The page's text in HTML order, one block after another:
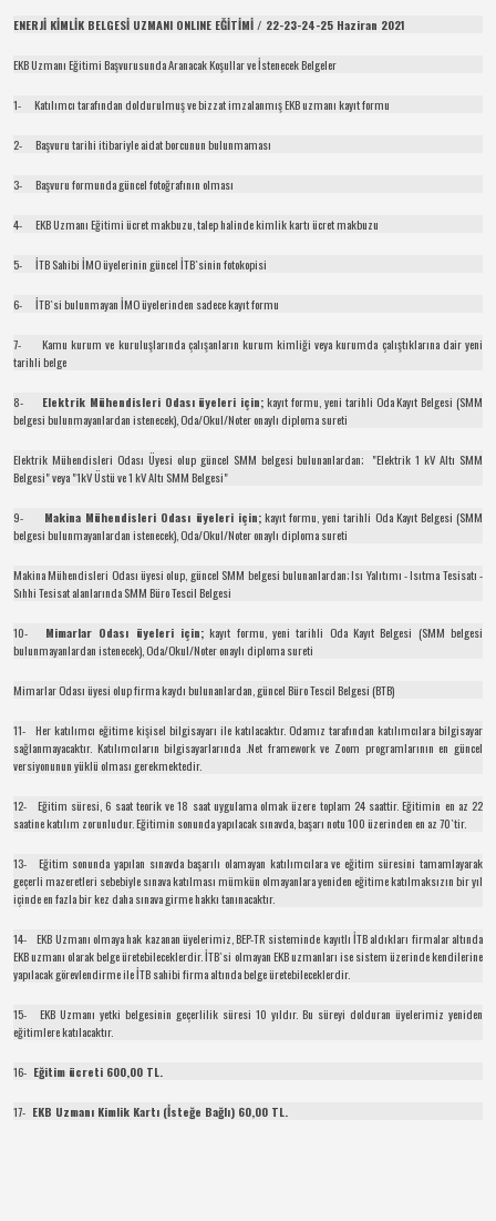
ENERJİ KİMLİK BELGESİ UZMANI ONLINE EĞİTİMİ / 22-23-24-25 Haziran 2021
EKB Uzmanı Eğitimi Başvurusunda Aranacak Koşullar ve İstenecek Belgeler
1- Katılımcı tarafından doldurulmuş ve bizzat imzalanmış EKB uzmanı kayıt formu
2- Başvuru tarihi itibariyle aidat borcunun bulunmaması
3- Başvuru formunda güncel fotoğrafının olması
4- EKB Uzmanı Eğitimi ücret makbuzu, talep halinde kimlik kartı ücret makbuzu
5- İTB Sahibi İMO üyelerinin güncel İTB`sinin fotokopisi
6- İTB`si bulunmayan İMO üyelerinden sadece kayıt formu
7- Kamu kurum ve kuruluşlarında çalışanların kurum kimliği veya kurumda çalıştıklarına dair yeni
tarihli belge
8- Elektrik Mühendisleri Odası üyeleri için;kayıt formu, yeni tarihli Oda Kayıt Belgesi (SMM
belgesi bulunmayanlardan istenecek), Oda/Okul/Noter onaylı diploma sureti
Elektrik Mühendisleri Odası Üyesi olup güncel SMM belgesi bulunanlardan; "Elektrik 1 kV Altı SMM
Belgesi" veya "1kV Üstü ve 1 kV Altı SMM Belgesi"
9- Makina Mühendisleri Odası üyeleri için;kayıt formu, yeni tarihli Oda Kayıt Belgesi (SMM
belgesi bulunmayanlardan istenecek), Oda/Okul/Noter onaylı diploma sureti
Makina Mühendisleri Odası üyesi olup, güncel SMM belgesi bulunanlardan; Isı Yalıtımı - Isıtma Tesisatı -
Sıhhi Tesisat alanlarında SMM Büro Tescil Belgesi
10- Mimarlar Odası üyeleri için; kayıt formu, yeni tarihli Oda Kayıt Belgesi (SMM belgesi
bulunmayanlardan istenecek), Oda/Okul/Noter onaylı diploma sureti
Mimarlar Odası üyesi olup firma kaydı bulunanlardan, güncel Büro Tescil Belgesi (BTB)
11- Her katılımcı eğitime kişisel bilgisayarı ile katılacaktır. Odamız tarafından katılımcılara bilgisayar
sağlanmayacaktır. Katılımcıların bilgisayarlarında .Net framework ve Zoom programlarının en güncel
versiyonunun yüklü olması gerekmektedir.
12- Eğitim süresi, 6 saat teorik ve 18 saat uygulama olmak üzere toplam 24 saattir. Eğitimin en az 22
saatine katılım zorunludur. Eğitimin sonunda yapılacak sınavda, başarı notu 100 üzerinden en az 70`tir.
13- Eğitim sonunda yapılan sınavda başarılı olamayan katılımcılara ve eğitim süresini tamamlayarak
geçerli mazeretleri sebebiyle sınava katılması mümkün olmayanlara yeniden eğitime katılmaksızın bir yıl
içinde en fazla bir kez daha sınava girme hakkı tanınacaktır.
14- EKB Uzmanı olmaya hak kazanan üyelerimiz, BEP-TR sisteminde kayıtlı İTB aldıkları firmalar altında
EKB uzmanı olarak belge üretebileceklerdir. İTB`si olmayan EKB uzmanları ise sistem üzerinde kendilerine
yapılacak görevlendirme ile İTB sahibi firma altında belge üretebileceklerdir.
15- EKB Uzmanı yetki belgesinin geçerlilik süresi 10 yıldır. Bu süreyi dolduran üyelerimiz yeniden
eğitimlere katılacaktır.
16- Eğitim ücreti 600,00 TL.
17- EKB Uzmanı Kimlik Kartı (İsteğe Bağlı) 60,00 TL.